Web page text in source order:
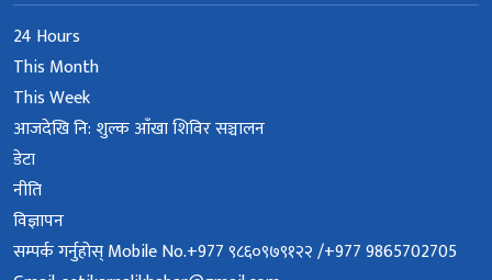
24 Hours
This Month
This Week
आजदेखि नि: शुल्क आँखा शिविर सञ्चालन
डेटा
नीति
विज्ञापन
सम्पर्क गर्नुहोस् Mobile No.+977 ९८६०९७९१२२ /+977 9865702705